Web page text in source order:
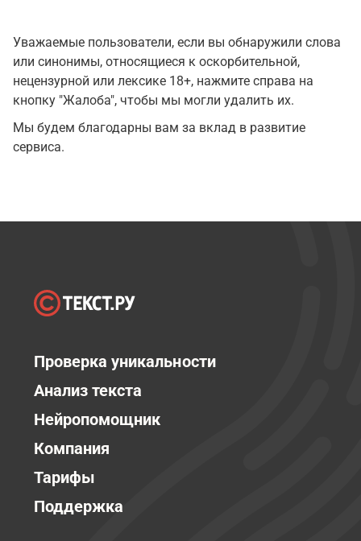
Уважаемые пользователи, если вы обнаружили слова
или синонимы, относящиеся к оскорбительной,
нецензурной или лексике 18+, нажмите справа на
кнопку "Жалоба", чтобы мы могли удалить их.
Мы будем благодарны вам за вклад в развитие
сервиса.
Проверка уникальности
Анализ текста
Нейропомощник
Компания
Тарифы
Поддержка